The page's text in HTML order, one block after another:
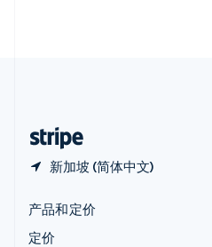
新加坡 (简体中文)
产品和定价
定价